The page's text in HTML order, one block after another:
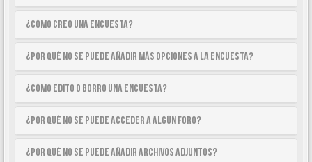
¿Cómo creo una encuesta?
¿Por qué no se puede añadir más opciones a la encuesta?
¿Cómo edito o borro una encuesta?
¿Por qué no se puede acceder a algún foro?
¿Por qué no se puede añadir archivos adjuntos?